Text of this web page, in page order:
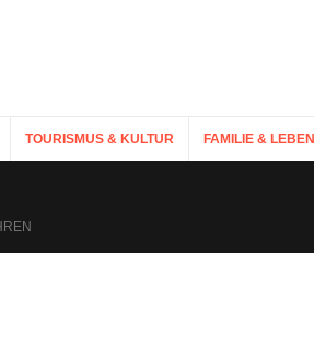
TOURISMUS & KULTUR FAMILIE & LEBEN